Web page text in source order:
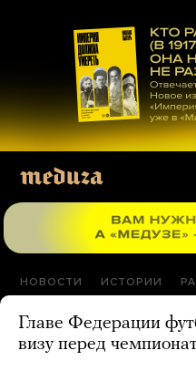
материалам
НОВОСТИ ИСТОРИИ
Главе Федерации
визу перед